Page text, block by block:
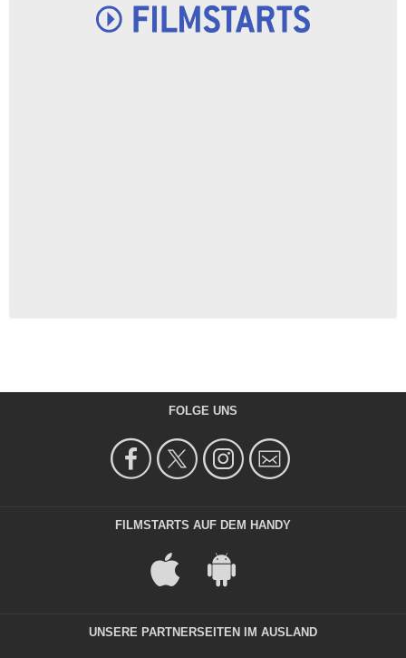
FOLGE UNS
FILMSTARTS AUF DEM HANDY
UNSERE PARTNERSEITEN IM AUSLAND